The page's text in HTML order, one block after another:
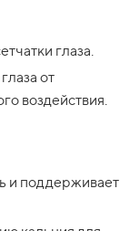
глаза.
от
воздействия.
и поддерживает